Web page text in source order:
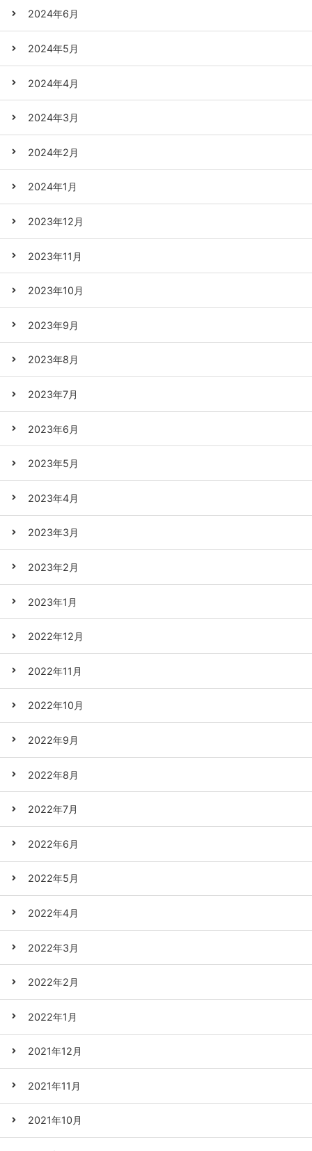
2024年6月
2024年5月
2024年4月
2024年3月
2024年2月
2024年1月
2023年12月
2023年11月
2023年10月
2023年9月
2023年8月
2023年7月
2023年6月
2023年5月
2023年4月
2023年3月
2023年2月
2023年1月
2022年12月
2022年11月
2022年10月
2022年9月
2022年8月
2022年7月
2022年6月
2022年5月
2022年4月
2022年3月
2022年2月
2022年1月
2021年12月
2021年11月
2021年10月